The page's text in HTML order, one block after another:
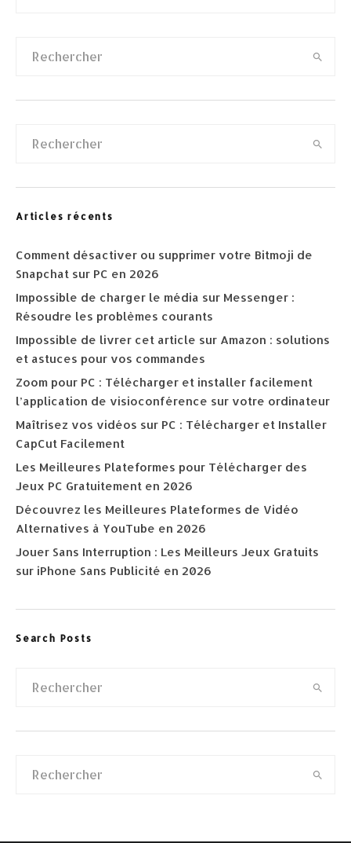
Articles récents
Comment désactiver ou supprimer votre Bitmoji de
Snapchat sur PC en 2026
Impossible de charger le média sur Messenger :
Résoudre les problèmes courants
Impossible de livrer cet article sur Amazon : solutions
et astuces pour vos commandes
Zoom pour PC : Télécharger et installer facilement
l’application de visioconférence sur votre ordinateur
Maîtrisez vos vidéos sur PC : Télécharger et Installer
CapCut Facilement
Les Meilleures Plateformes pour Télécharger des
Jeux PC Gratuitement en 2026
Découvrez les Meilleures Plateformes de Vidéo
Alternatives à YouTube en 2026
Jouer Sans Interruption : Les Meilleurs Jeux Gratuits
sur iPhone Sans Publicité en 2026
Search Posts